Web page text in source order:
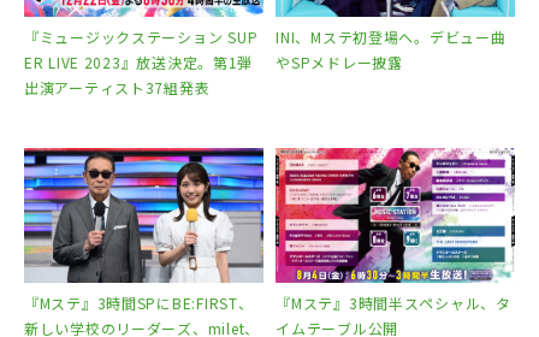
Mr.Children
miwa
May J.
ゆず
L’Arc～en～Ciel
※出演アーティストは変更・追加になる場合がござい
ます。
『ミュージックステーション SUP
ER LIVE 2023』放送決定。第1弾
出演アーティスト37組発表
INI、Mステ初登場へ。デビュー曲
やSPメドレー披露
『Mステ』3時間SPにBE:FIRST、
新しい学校のリーダーズ、milet、
『Mステ』3時間半スペシャル、タ
イムテーブル公開